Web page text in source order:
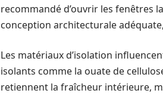
recommandé d’ouvrir les fenêtres
conception architecturale
Les matériaux d’isolation
isolants comme la ouate de
retiennent la fraîcheur intérieure,